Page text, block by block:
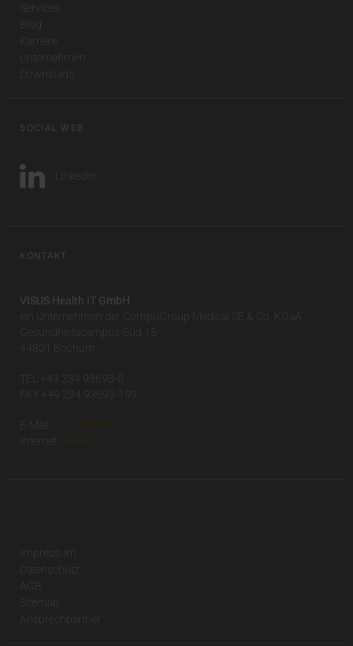
Services
Blog
Karriere
Unternehmen
Downloads
SOCIAL WEB
LinkedIn
KONTAKT
VISUS Health IT GmbH
ein Unternehmen der CompuGroup Medical SE & Co. KGaA
Gesundheitscampus-Süd 15
44801 Bochum
TEL +49 234 93693-0
FAX +49 234 93693-199
E-Mail:
info(at)visus.com
Internet:
www.visus.com
Impressum
Datenschutz
AGB
Sitemap
Ansprechpartner